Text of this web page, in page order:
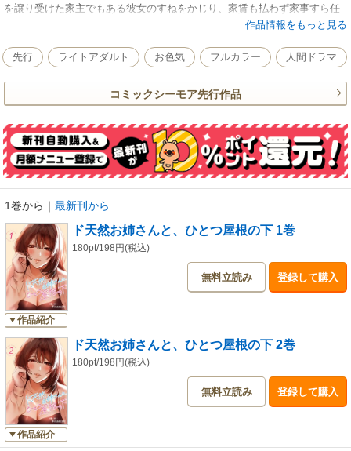
を譲り受けた家主でもある彼女のすねをかじり、家賃も払わず家事すら任
せっきりの居候生活を続ける海斗。そんなある日、ひょんなことから全身
て半裸に。自分を男として意識すらしていない結衣に、腹を立てた海斗の
想いと行為は次第にエスカレートしていき――！？
作品情報をもっと見る
先行 ライトアダルト お色気 フルカラー 人間ドラマ
コミックシーモア先行作品
1巻から ｜ 最新刊から
作品紹介
ド天然お姉さんと、ひとつ屋根の下 1巻
180pt/198円(税込)
無料立読み 登録して購入
作品紹介
ド天然お姉さんと、ひとつ屋根の下 2巻
180pt/198円(税込)
無料立読み 登録して購入